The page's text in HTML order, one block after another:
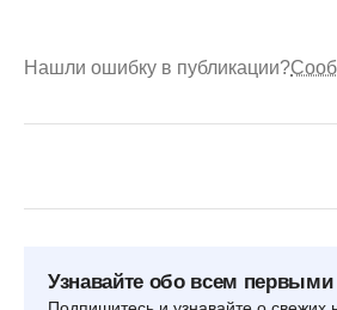
Нашли ошибку в публикации?
Узнавайте обо всем первыми